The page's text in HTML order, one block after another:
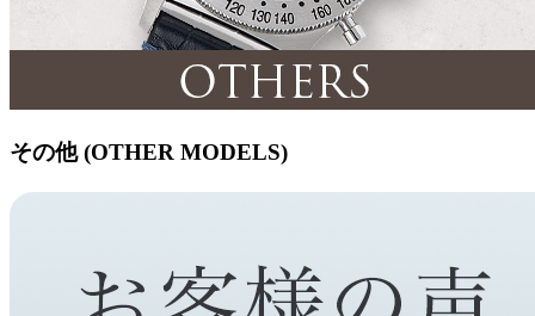
その他 (OTHER MODELS)